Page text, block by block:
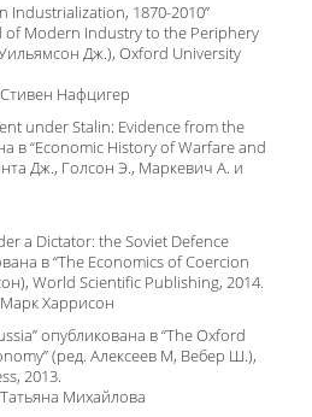
Industrialization, 1870-2010”
of Modern Industry to the Periphery
Дж.), Oxford University
Нафцигер
under Stalin: Evidence from the
в “Economic History of Warfare and
Дж., Голсон Э., Маркевич А. и
a Dictator: the Soviet Defence
в “The Economics of Coercion
World Scientific Publishing, 2014.
Харрисон
опубликована в “The Oxford
(ред. Алексеев М, Вебер Ш.),
2013.
Михайлова